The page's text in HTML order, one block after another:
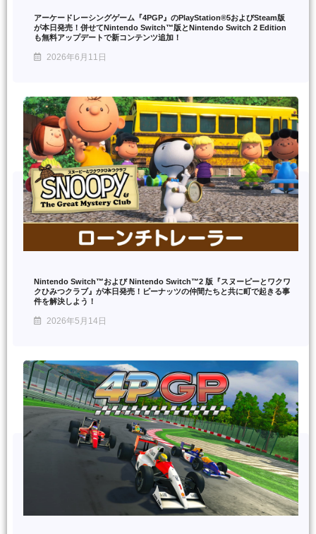
アーケードレーシングゲーム『4PGP』のPlayStation®5およびSteam版
が本日発売！併せてNintendo Switch™版とNintendo Switch 2 Edition
も無料アップデートで新コンテンツ追加！
2026年6月11日
Nintendo Switch™および Nintendo Switch™2 版『スヌーピーとワクワ
クひみつクラブ』が本日発売！ピーナッツの仲間たちと共に町で起きる事
件を解決しよう！
2026年5月14日